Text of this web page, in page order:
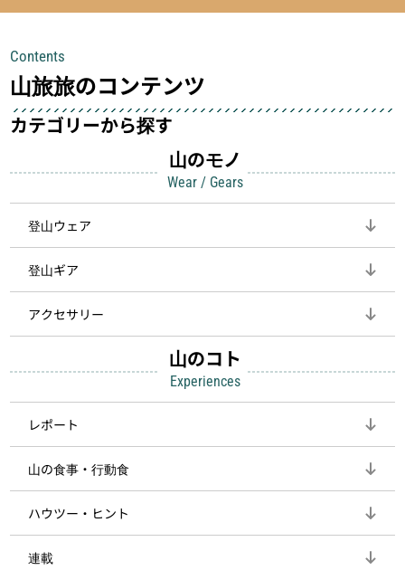
して安全にしてくれます
Contents
山旅旅のコンテンツ
カテゴリーから探す
山のモノ
Wear / Gears
登山ウェア
登山ギア
アクセサリー
山のコト
Experiences
レポート
山の食事・行動食
ハウツー・ヒント
連載